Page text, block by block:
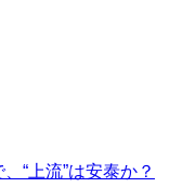
“上流”は安泰か？